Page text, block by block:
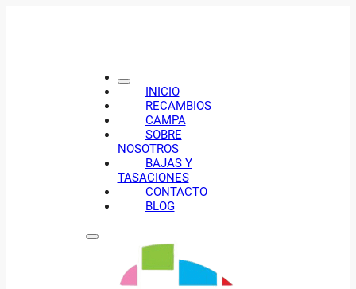
INICIO
RECAMBIOS
CAMPA
SOBRE
NOSOTROS
BAJAS Y
TASACIONES
CONTACTO
BLOG